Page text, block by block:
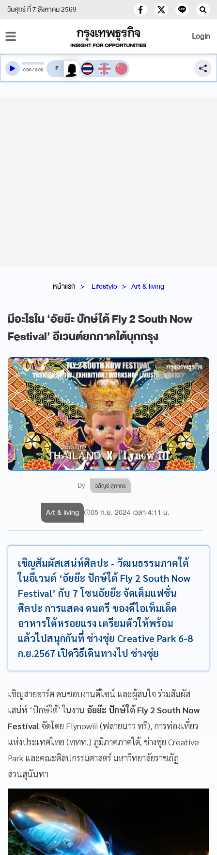
วันศุกร์ ที่ 7 สิงหาคม 2569
Login
หน้าแรก Lifestyle Art & living
มีอะไรใน ‘อัยย๊ะ ปักษ์ใต้ Fly 2 South Now
Festival’ อีเวนต์ยกภาคใต้บุกกรุง
By วลัญช์ สุภากร
0:00/0:00 สลับเสียงอ่าน
Art & living 05 ก.ย. 2024 เวลา 4:11 น.
เชิญสัมผัสเสน่ห์ศิลปะ - วัฒนธรรมภาคใต้
ในอีเวนต์ ‘อัยย๊ะ ปักษ์ใต้ Fly 2 South Now
Festival’ กับ 7 โซนอัยย๊ะ จัดเต็มแฟชั่น
ศิลปะ การแสดง ดนตรี ของดีไอเท็มเด็ด
อาหารใต้หรอยแรง เตรียมตัวให้พร้อม
แล้วไปสนุกกันที่ ช่างชุ่ย Creative Park 6-8
ก.ย.2567 เปิดวิธีเดินทางไป ช่างชุ่ย
เชิญสายอาร์ต คนชอบงานดีไซน์ และผู้สนใจ ร่วมสัมผัส
เสน่ห์ ‘ปักษ์ใต้’ ในงาน อัยย๊ะ ปักษ์ใต้ Fly 2 South Now
Festival จัดโดย Flynowiii (ฟลายนาว ทรี), การท่องเที่ยว
แห่งประเทศไทย (ททท.) ภูมิภาคภาคใต้, ช่างชุ่ย Creative
Park และคณะศิลปกรรมศาสตร์ มหาวิทยาลัยราชภัฏ
สวนสุนันทา